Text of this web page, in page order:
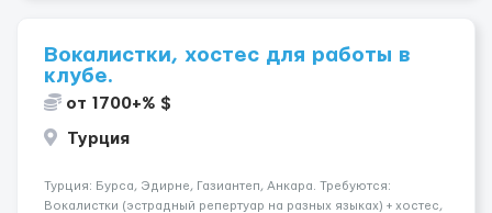
Вокалистки, хостес для работы в
клубе.
от 1700+% $
Турция
Турция: Бурса, Эдирне, Газиантеп, Анкара. Требуются:
Вокалистки (эстрадный репертуар на разных языках) + хостеc,